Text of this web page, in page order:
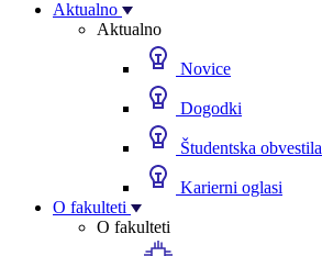
Aktualno
Aktualno
Novice
Dogodki
Študentska obvestila
Karierni oglasi
O fakulteti
O fakulteti